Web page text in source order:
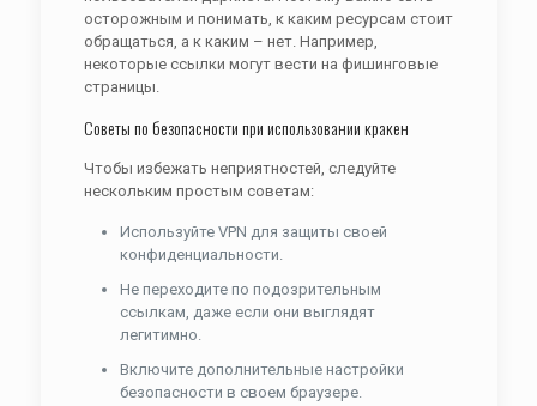
осторожным и понимать, к каким ресурсам стоит
обращаться, а к каким – нет. Например,
некоторые ссылки могут вести на фишинговые
страницы.
Советы по безопасности при использовании кракен
Чтобы избежать неприятностей, следуйте
нескольким простым советам:
Используйте VPN для защиты своей
конфиденциальности.
Не переходите по подозрительным
ссылкам, даже если они выглядят
легитимно.
Включите дополнительные настройки
безопасности в своем браузере.